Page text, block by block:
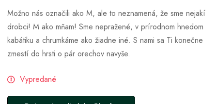
Možno nás označili ako M, ale to neznamená, že sme nejakí
drobci! M ako mňam! Sme nepražené, v prírodnom hnedom
kabátiku a chrumkáme ako žiadne iné. S nami sa Ti konečne
zmestí do hrsti o pár orechov navyše.
Vypredané